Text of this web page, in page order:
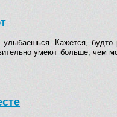
Кажется,
умеют больше, чем